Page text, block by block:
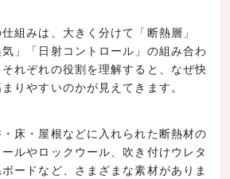
組みは、大きく分けて「断熱層」
気」「日射コントロール」の組み合わ
れぞれの役割を理解すると、なぜ快
りやすいのかが見えてきます。
床・屋根などに入れられた断熱材の
ルやロックウール、吹き付けウレタ
ードなど、さまざまな素材がありま